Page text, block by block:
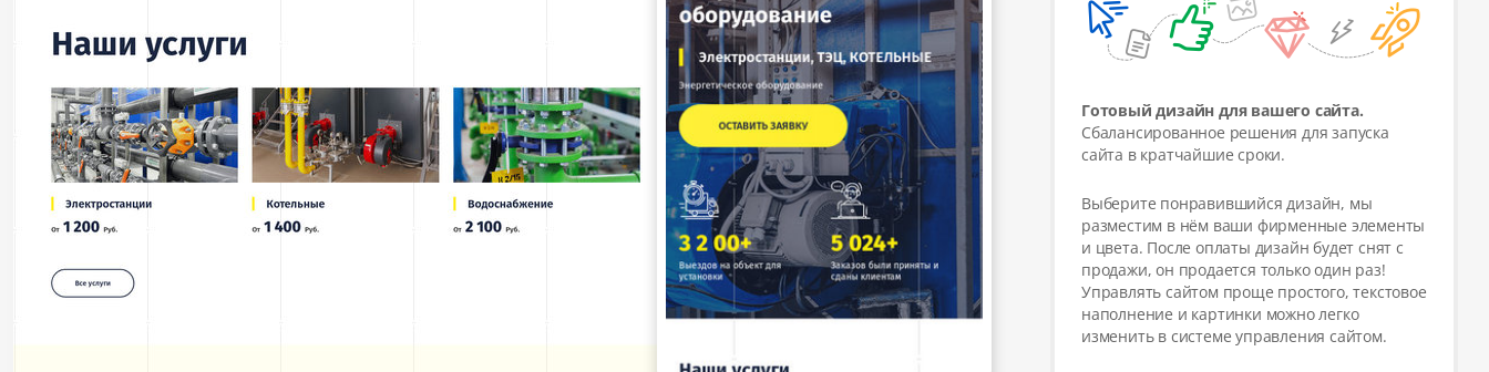
Готовый дизайн для вашего сайта.
Сбалансированное решения для запуска
сайта в кратчайшие сроки.
Выберите понравившийся дизайн, мы
разместим в нём ваши фирменные элементы
и цвета. После оплаты дизайн будет снят с
продажи, он продается только один раз!
Управлять сайтом проще простого, текстовое
наполнение и картинки можно легко
изменить в системе управления сайтом.